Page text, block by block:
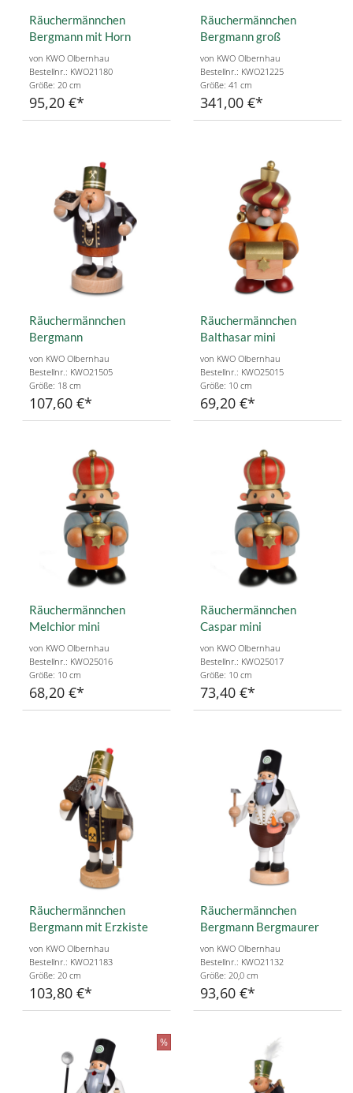
Räuchermännchen
Bergmann mit Horn
von KWO Olbernhau
Bestellnr.: KWO21180
Größe: 20 cm
95,20 €
Räuchermännchen
Bergmann groß
von KWO Olbernhau
Bestellnr.: KWO21225
Größe: 41 cm
341,00 €
Räuchermännchen
Bergmann
von KWO Olbernhau
Bestellnr.: KWO21505
Größe: 18 cm
107,60 €
Räuchermännchen
Balthasar mini
von KWO Olbernhau
Bestellnr.: KWO25015
Größe: 10 cm
69,20 €
Räuchermännchen
Melchior mini
von KWO Olbernhau
Bestellnr.: KWO25016
Größe: 10 cm
68,20 €
Räuchermännchen
Caspar mini
von KWO Olbernhau
Bestellnr.: KWO25017
Größe: 10 cm
73,40 €
Räuchermännchen
Bergmann mit Erzkiste
von KWO Olbernhau
Bestellnr.: KWO21183
Größe: 20 cm
103,80 €
Räuchermännchen
Bergmann Bergmaurer
von KWO Olbernhau
Bestellnr.: KWO21132
Größe: 20,0 cm
93,60 €
%